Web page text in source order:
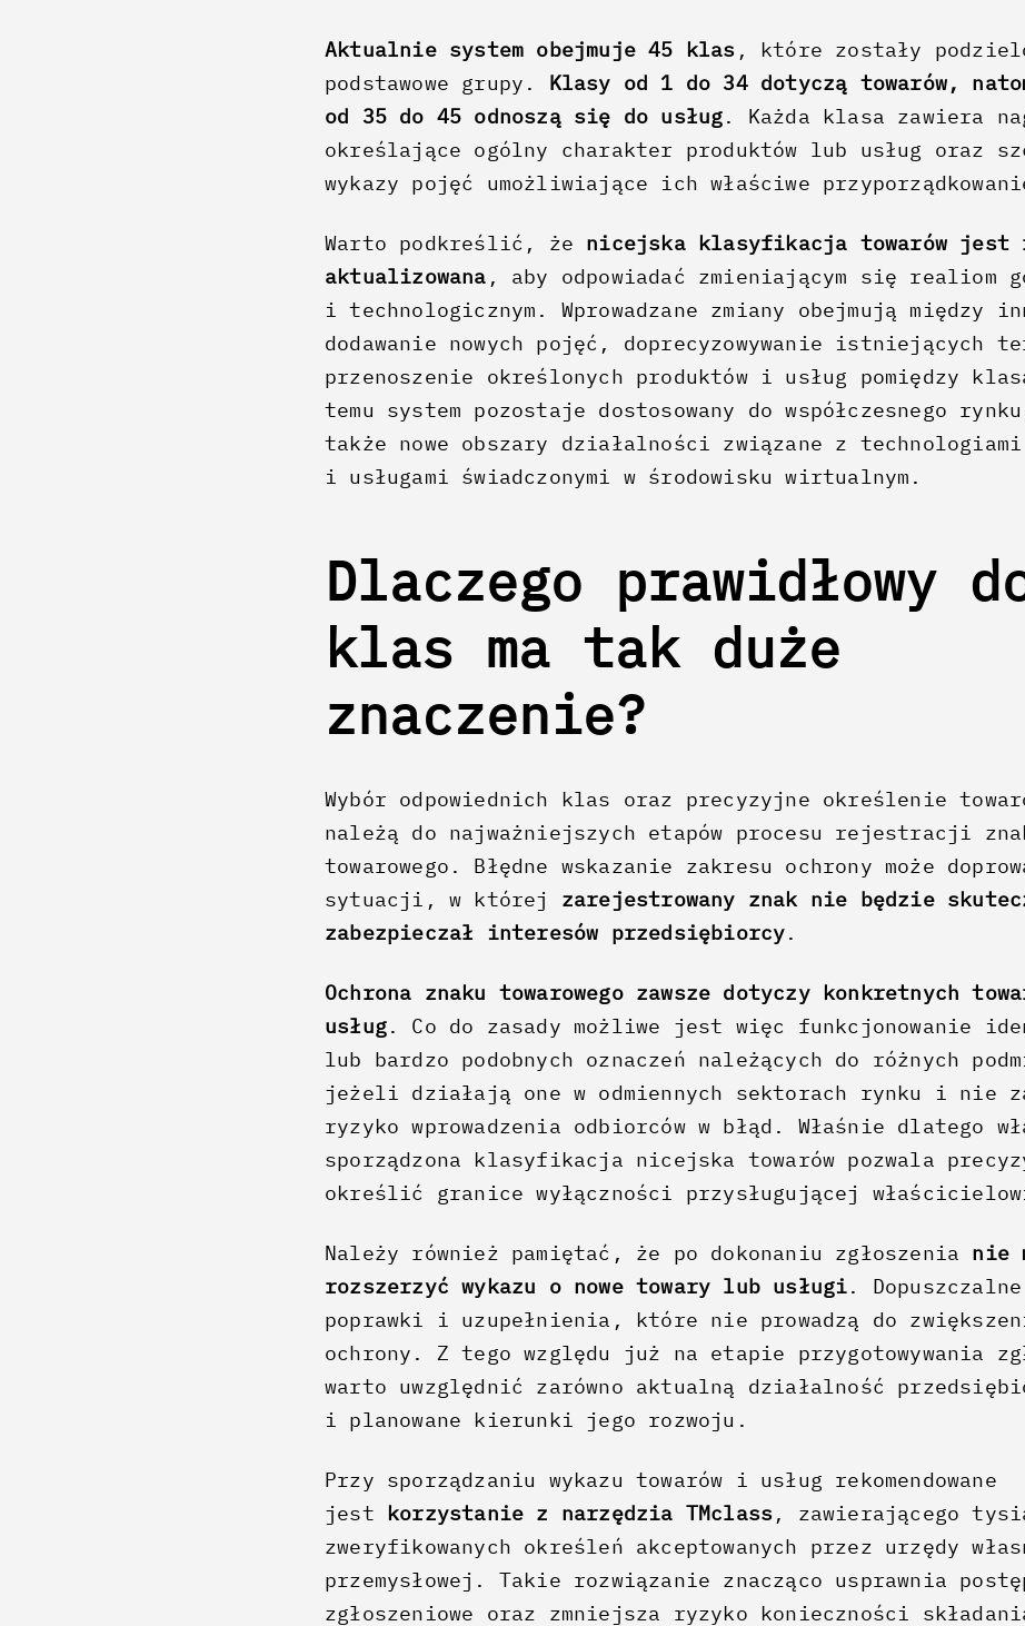
Aktualnie system obejmuje 45 klas , które zostały
podstawowe grupy. Klasy od 1 do 34 dotyczą towarów,
od 35 do 45 odnoszą się do usług. Każda klasa zawiera
określające ogólny charakter produktów lub usług oraz
wykazy pojęć umożliwiające ich właściwe
Warto podkreślić, że nicejska klasyfikacja towarów jest
aktualizowana , aby odpowiadać zmieniającym się realiom
i technologicznym. Wprowadzane zmiany obejmują między
dodawanie nowych pojęć, doprecyzowywanie istniejących
przenoszenie określonych produktów i usług pomiędzy
temu system pozostaje dostosowany do współczesnego
także nowe obszary działalności związane z
i usługami świadczonymi w środowisku wirtualnym.
Dlaczego prawidłowy
klas ma tak duże
znaczenie?
Wybór odpowiednich klas oraz precyzyjne określenie
należą do najważniejszych etapów procesu rejestracji
towarowego. Błędne wskazanie zakresu ochrony może
sytuacji, w której zarejestrowany znak nie będzie
zabezpieczał interesów przedsiębiorcy.
Ochrona znaku towarowego zawsze dotyczy konkretnych
usług. Co do zasady możliwe jest więc funkcjonowanie
lub bardzo podobnych oznaczeń należących do różnych
jeżeli działają one w odmiennych sektorach rynku i nie
ryzyko wprowadzenia odbiorców w błąd. Właśnie dlatego
sporządzona klasyfikacja nicejska towarów pozwala
określić granice wyłączności przysługującej
Należy również pamiętać, że po dokonaniu zgłoszenia nie
rozszerzyć wykazu o nowe towary lub usługi.
poprawki i uzupełnienia, które nie prowadzą do
ochrony. Z tego względu już na etapie przygotowywania
warto uwzględnić zarówno aktualną działalność
i planowane kierunki jego rozwoju.
Przy sporządzaniu wykazu towarów i usług rekomendowane
jest korzystanie z narzędzia TMclass, zawierającego
zweryfikowanych określeń akceptowanych przez urzędy
przemysłowej. Takie rozwiązanie znacząco usprawnia
zgłoszeniowe oraz zmniejsza ryzyko konieczności